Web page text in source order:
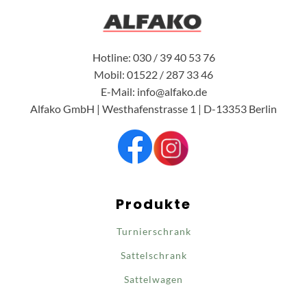
Hotline: 030 / 39 40 53 76
Mobil: 01522 / 287 33 46
E-Mail: info@alfako.de
Alfako GmbH | Westhafenstrasse 1 | D-13353 Berlin
Produkte
Turnierschrank
Sattelschrank
Sattelwagen